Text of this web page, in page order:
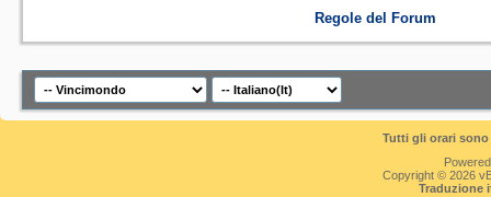
Regole del Forum
Tutti gli orari
Copyright © 2026
Traduzione